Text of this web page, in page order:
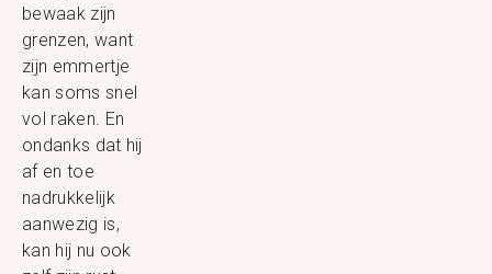
bewaak zijn
grenzen, want
zijn emmertje
kan soms snel
vol raken. En
ondanks dat hij
af en toe
nadrukkelijk
aanwezig is,
kan hij nu ook